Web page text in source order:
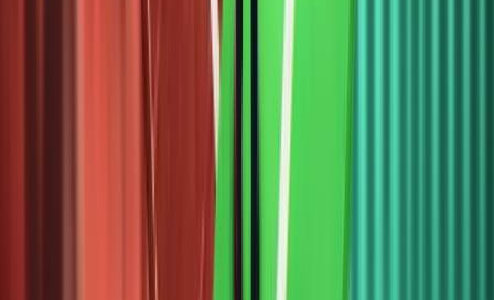
TVL
được